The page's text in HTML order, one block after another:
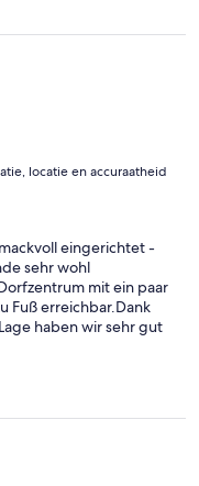
locatie en accuraatheid
eingerichtet -
sehr wohl
mit ein paar
Fuß erreichbar.Dank
haben wir sehr gut